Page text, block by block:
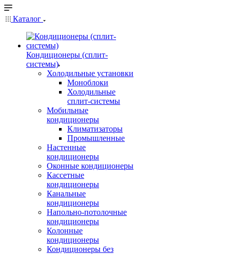
Каталог
Кондиционеры (сплит-
системы)
Холодильные установки
Моноблоки
Холодильные
сплит-системы
Мобильные
кондиционеры
Климатизаторы
Промышленные
Настенные
кондиционеры
Оконные кондиционеры
Кассетные
кондиционеры
Канальные
кондиционеры
Напольно-потолочные
кондиционеры
Колонные
кондиционеры
Кондиционеры без